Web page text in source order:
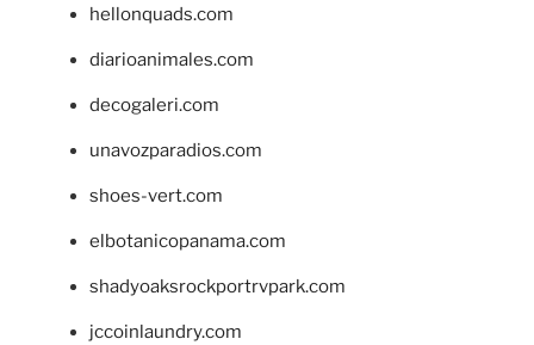
hellonquads.com
diarioanimales.com
decogaleri.com
unavozparadios.com
shoes-vert.com
elbotanicopanama.com
shadyoaksrockportrvpark.com
jccoinlaundry.com